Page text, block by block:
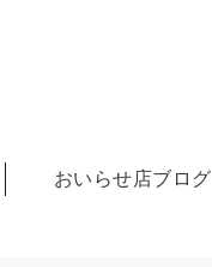
おいらせ店ブログ